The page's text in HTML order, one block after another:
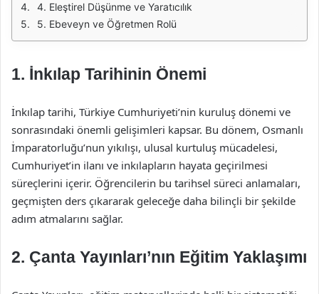
4. Eleştirel Düşünme ve Yaratıcılık
5. Ebeveyn ve Öğretmen Rolü
1. İnkılap Tarihinin Önemi
İnkılap tarihi, Türkiye Cumhuriyeti’nin kuruluş dönemi ve
sonrasındaki önemli gelişimleri kapsar. Bu dönem, Osmanlı
İmparatorluğu’nun yıkılışı, ulusal kurtuluş mücadelesi,
Cumhuriyet’in ilanı ve inkılapların hayata geçirilmesi
süreçlerini içerir. Öğrencilerin bu tarihsel süreci anlamaları,
geçmişten ders çıkararak geleceğe daha bilinçli bir şekilde
adım atmalarını sağlar.
2. Çanta Yayınları’nın Eğitim Yaklaşımı